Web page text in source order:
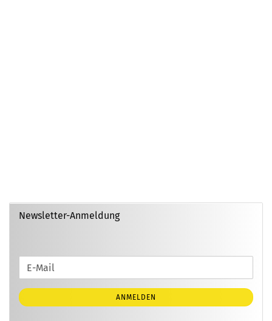
Newsletter-Anmeldung
WEITER
ZUR
NEWSLETTER-
ANMELDUNG
E-
Mail
ANMELDEN